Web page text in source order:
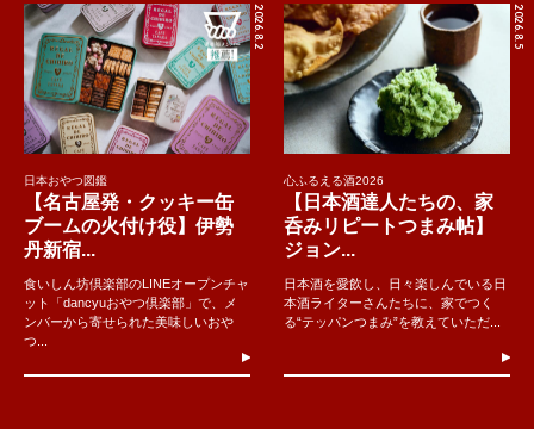
2026.8.2
日本おやつ図鑑
【名古屋発・クッキー缶
ブームの火付け役】伊勢
丹新宿...
食いしん坊倶楽部のLINEオープンチャ
ット「dancyuおやつ倶楽部」で、メ
ンバーから寄せられた美味しいおや
つ...
2026.8.5
心ふるえる酒2026
【日本酒達人たちの、家
呑みリピートつまみ帖】
ジョン...
日本酒を愛飲し、日々楽しんでいる日
本酒ライターさんたちに、家でつく
る“テッパンつまみ”を教えていただ...